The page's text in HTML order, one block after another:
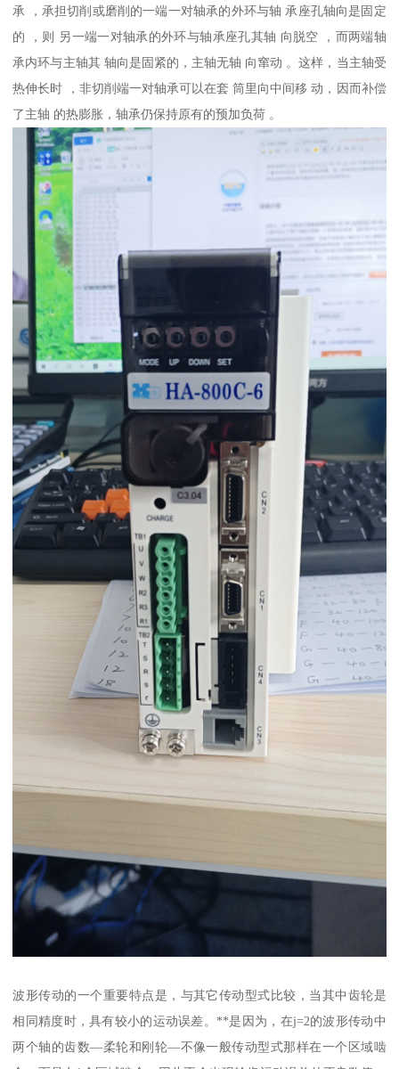
承 ，承担切削或磨削的一端一对轴承的外环与轴 承座孔轴向是固定
的 ，则 另一端一对轴承的外环与轴承座孔其轴 向脱空 ，而两端轴
承内环与主轴其 轴向是固紧的，主轴无轴 向窜动 。这样，当主轴受
热伸长时 ，非切削端一对轴承可以在套 筒里向中间移 动，因而补偿
了主轴 的热膨胀，轴承仍保持原有的预加负荷 。
波形传动的一个重要特点是，与其它传动型式比较，当其中齿轮是
相同精度时，具有较小的运动误差。**是因为，在j=2的波形传动中
两个轴的齿数—柔轮和刚轮—不像一般传动型式那样在一个区域啮